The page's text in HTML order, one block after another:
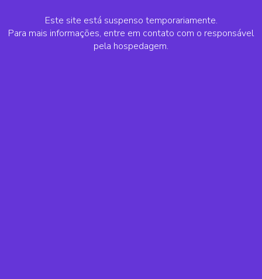
Este site está suspenso temporariamente.
Para mais informações, entre em contato com o responsável
pela hospedagem.